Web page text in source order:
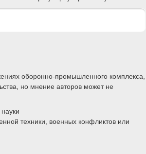
оборонно-промышленного комплекса,
но мнение авторов может не
техники, военных конфликтов или